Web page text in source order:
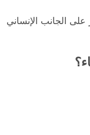
على الجانب الإنساني